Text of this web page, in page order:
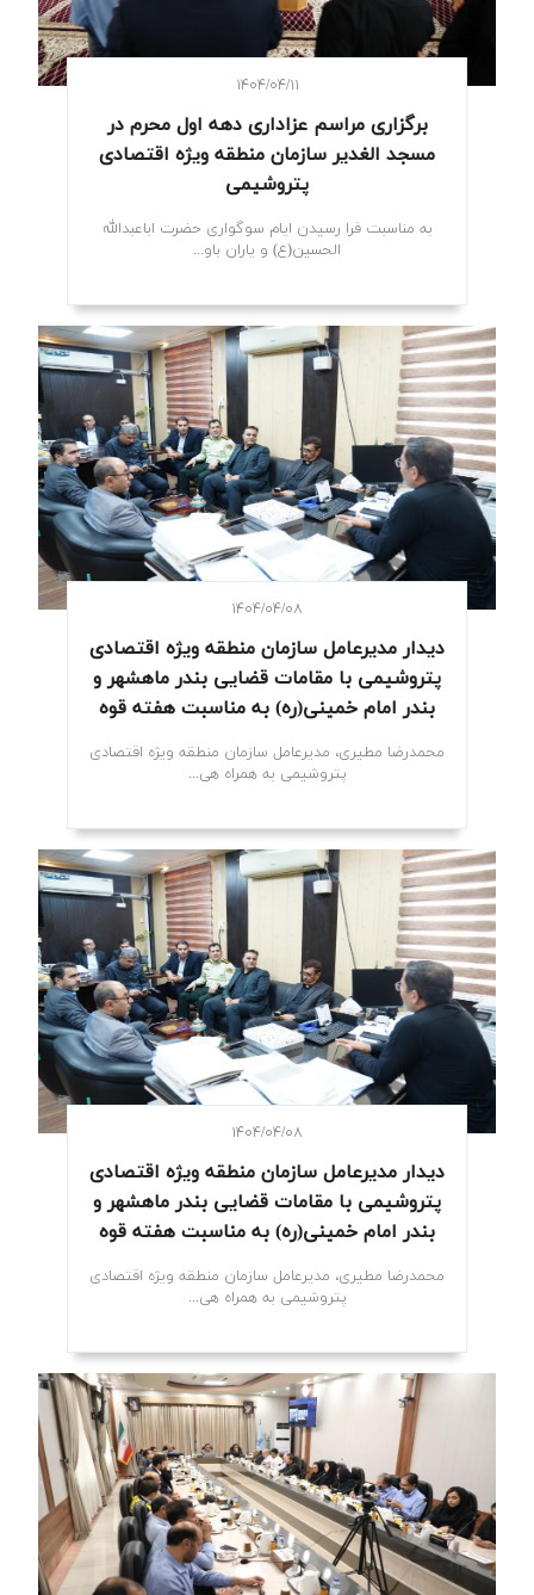
۱۴۰۴/۰۴/۱۱
برگزاری مراسم عزاداری دهه اول محرم در
مسجد الغدیر سازمان منطقه ویژه اقتصادی
پتروشیمی
به مناسبت فرا رسیدن ایام سوگواری حضرت اباعبدالله
الحسین(ع) و یاران باو...
۱۴۰۴/۰۴/۰۸
دیدار مدیرعامل سازمان منطقه ویژه اقتصادی
پتروشیمی با مقامات قضایی بندر ماهشهر و
بندر امام خمینی(ره) به مناسبت هفته قوه
محمدرضا مطیری، مدیرعامل سازمان منطقه ویژه اقتصادی
پتروشیمی به همراه هی...
۱۴۰۴/۰۴/۰۸
دیدار مدیرعامل سازمان منطقه ویژه اقتصادی
پتروشیمی با مقامات قضایی بندر ماهشهر و
بندر امام خمینی(ره) به مناسبت هفته قوه
محمدرضا مطیری، مدیرعامل سازمان منطقه ویژه اقتصادی
پتروشیمی به همراه هی...